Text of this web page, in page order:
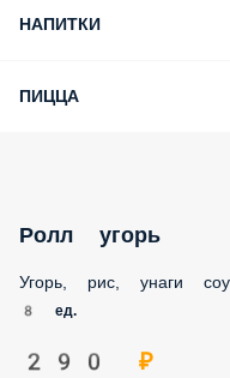
НАПИТКИ
ПИЦЦА
Ролл угорь
Угорь, рис, унаги соус
8 ед.
290 ₽